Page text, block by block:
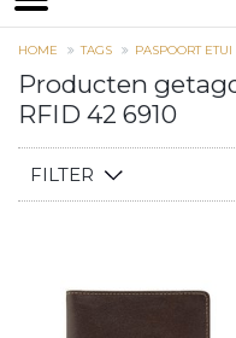
HOME TAGS PASPOORT
Producten
RFID 42 6910
FILTER